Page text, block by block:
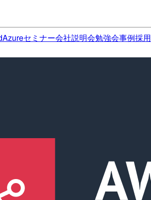
Azureセミナー会社説明会勉強会事例採用